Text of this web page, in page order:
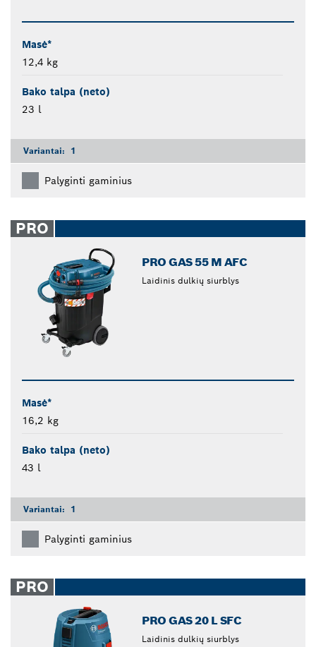
Masė*
12,4 kg
Bako talpa (neto)
23 l
Variantai: 1
Palyginti gaminius
PRO
PRO GAS 55 M AFC
Laidinis dulkių siurblys
Masė*
16,2 kg
Bako talpa (neto)
43 l
Variantai: 1
Palyginti gaminius
PRO
PRO GAS 20 L SFC
Laidinis dulkių siurblys